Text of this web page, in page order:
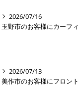
2026/07/16
2026/07/13